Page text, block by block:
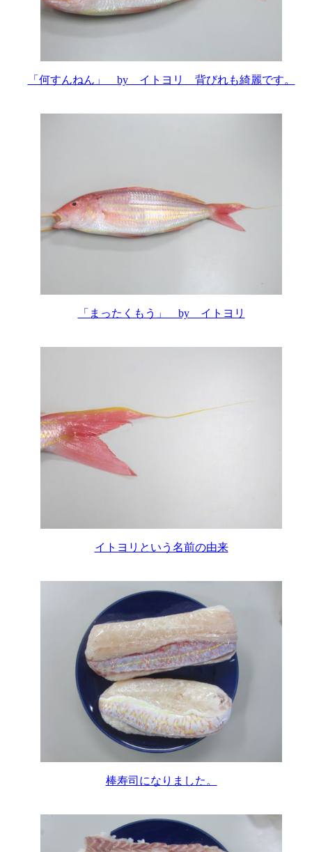
「何すんねん」 by イトヨリ 背びれも綺麗です。
「まったくもう」 by イトヨリ
イトヨリという名前の由来
棒寿司になりました。